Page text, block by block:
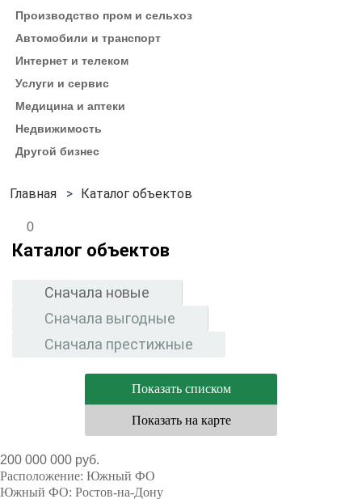
Производство пром и сельхоз
Автомобили и транспорт
Интернет и телеком
Услуги и сервис
Медицина и аптеки
Недвижимость
Другой бизнес
Каталог объектов
0
Каталог объектов
Сначала новые
Сначала выгодные
Сначала престижные
Показать списком
Показать на карте
200 000 000 руб.
Расположение: Южный ФО
Южный ФО: Ростов-на-Дону